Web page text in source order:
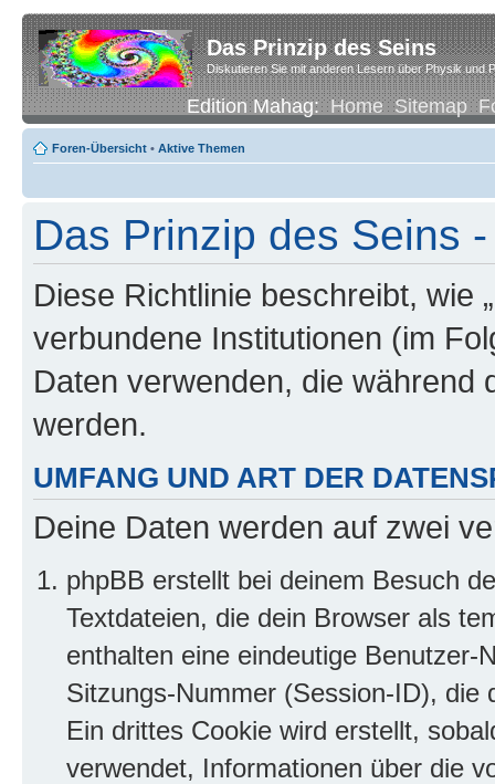
Das Prinzip des Seins
Diskutieren Sie mit anderen Lesern über Physik und
Edition Mahag:Home Sitemap
Foren-Übersicht • Aktive Themen
Das Prinzip des Seins
Diese Richtlinie beschreibt, wie
verbundene Institutionen (im
Daten verwenden, die während
werden.
UMFANG UND ART DER
Deine Daten werden auf zwei
phpBB erstellt bei deinem Besuch
Textdateien, die dein Browser als
enthalten eine eindeutige
Sitzungs-Nummer (Session-ID), die
Ein drittes Cookie wird erstellt,
verwendet, Informationen über die